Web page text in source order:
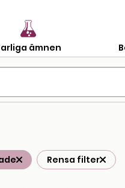
ämnen
Rensa filter